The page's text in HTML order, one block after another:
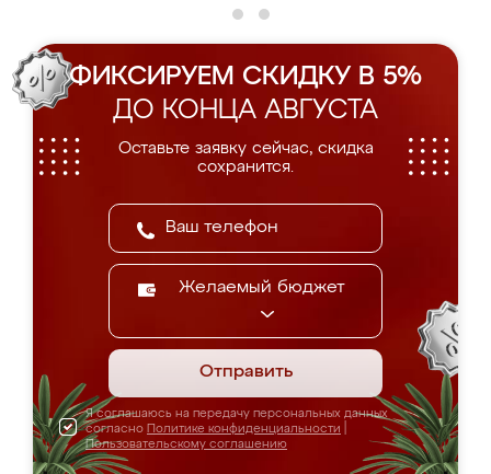
ФИКСИРУЕМ СКИДКУ В 5%
ДО КОНЦА АВГУСТА
Оставьте заявку сейчас, скидка
сохранится.
Желаемый бюджет
Отправить
Я соглашаюсь на передачу персональных данных
согласно Политике конфиденциальности
Пользовательскому соглашению